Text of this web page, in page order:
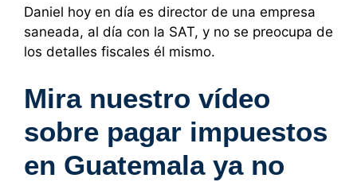
Daniel hoy en día es director de una empresa
saneada, al día con la SAT, y no se preocupa de
los detalles fiscales él mismo.
Mira nuestro vídeo
sobre pagar impuestos
en Guatemala ya no